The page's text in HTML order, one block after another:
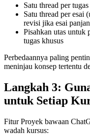
Satu thread per
Satu thread per esai
revisi jika esai
Pisahkan utas untuk
tugas khusus
Perbedaannya paling
meninjau konsep tertentu
Langkah 3:
untuk Setiap
Fitur Proyek bawaan
wadah kursus: